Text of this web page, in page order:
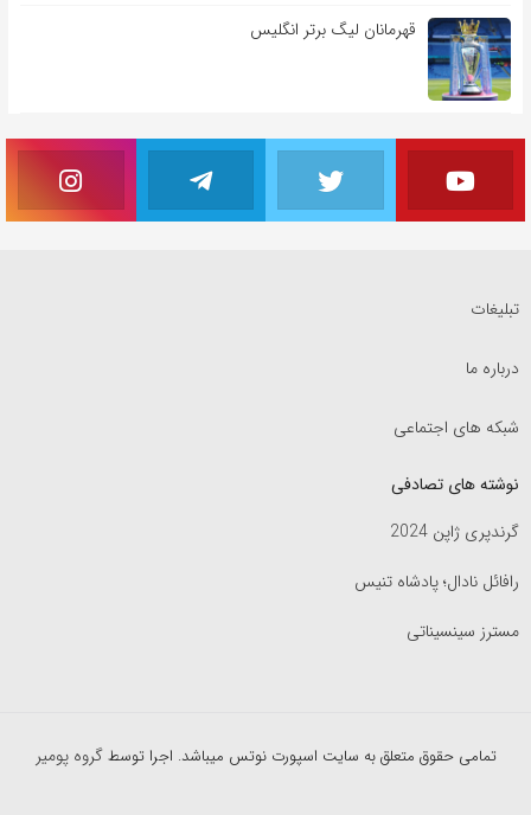
قهرمانان لیگ برتر انگلیس
تبلیغات
درباره ما
شبکه های اجتماعی
نوشته های تصادفی
گرندپری ژاپن 2024
رافائل نادال؛ پادشاه تنیس
مسترز سینسیناتی
تمامی حقوق متعلق به سایت اسپورت نوتس میباشد. اجرا توسطگروه پومیر